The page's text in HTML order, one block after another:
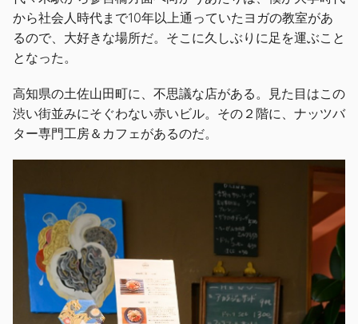
から社会人時代まで10年以上通っていたヨガの教室があ
るので、大好きな場所だ。そこに久しぶりに足を運ぶこと
となった。
高知県の土佐山田町に、不思議な店がある。見た目はこの
渋い街並みにそぐわない赤いビル。その２階に、ナッツバ
ター専門工房＆カフェがあるのだ。